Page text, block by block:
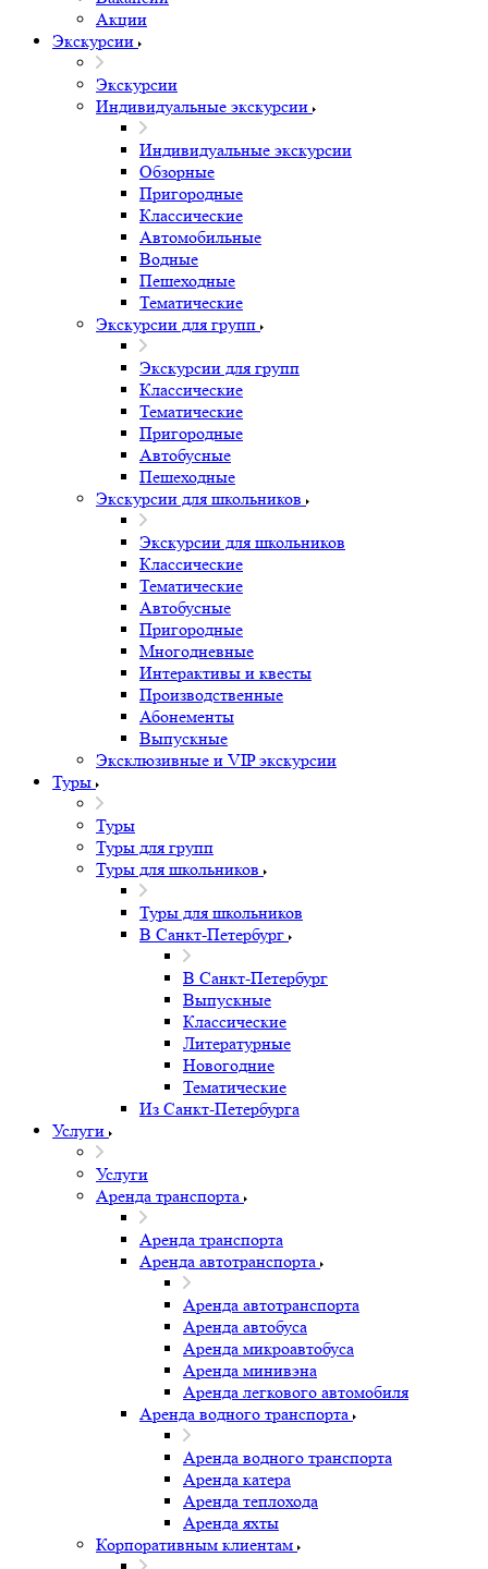
Акции
Экскурсии
Экскурсии
Индивидуальные экскурсии
Индивидуальные экскурсии
Обзорные
Пригородные
Классические
Автомобильные
Водные
Пешеходные
Тематические
Экскурсии для групп
Экскурсии для групп
Классические
Тематические
Пригородные
Автобусные
Пешеходные
Экскурсии для школьников
Экскурсии для школьников
Классические
Тематические
Автобусные
Пригородные
Многодневные
Интерактивы и квесты
Производственные
Абонементы
Выпускные
Эксклюзивные и VIP экскурсии
Туры
Туры
Туры для групп
Туры для школьников
Туры для школьников
В Санкт-Петербург
В Санкт-Петербург
Выпускные
Классические
Литературные
Новогодние
Тематические
Из Санкт-Петербурга
Услуги
Услуги
Аренда транспорта
Аренда транспорта
Аренда автотранспорта
Аренда автотранспорта
Аренда автобуса
Аренда микроавтобуса
Аренда минивэна
Аренда легкового автомобиля
Аренда водного транспорта
Аренда водного транспорта
Аренда катера
Аренда теплохода
Аренда яхты
Корпоративным клиентам